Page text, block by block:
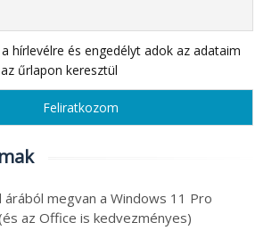
hírlevélre és engedélyt adok az adataim
űrlapon keresztül
megvan a Windows 11 Pro
az Office is kedvezményes)